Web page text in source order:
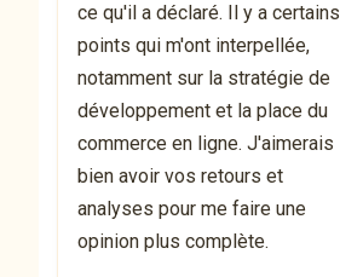
ce qu'il a déclaré. Il y a certains
points qui m'ont interpellée,
notamment sur la stratégie de
développement et la place du
commerce en ligne. J'aimerais
bien avoir vos retours et
analyses pour me faire une
opinion plus complète.